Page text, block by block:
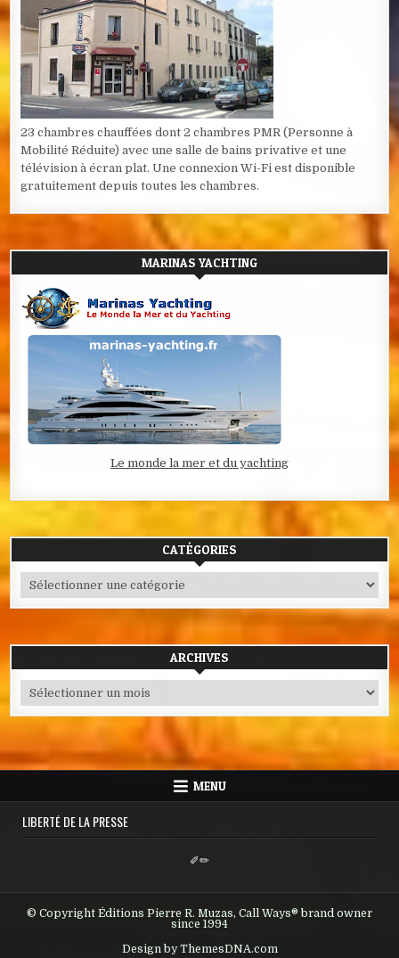
23 chambres chauffées dont 2 chambres PMR (Personne à
Mobilité Réduite) avec une salle de bains privative et une
télévision à écran plat. Une connexion Wi-Fi est disponible
gratuitement depuis toutes les chambres.
MARINAS YACHTING
Le monde la mer et du yachting
CATÉGORIES
Catégories
ARCHIVES
Archives
MENU
LIBERTÉ DE LA PRESSE
✐✏
© Copyright Éditions Pierre R. Muzas, Call Ways® brand owner
since 1994
Design by ThemesDNA.com